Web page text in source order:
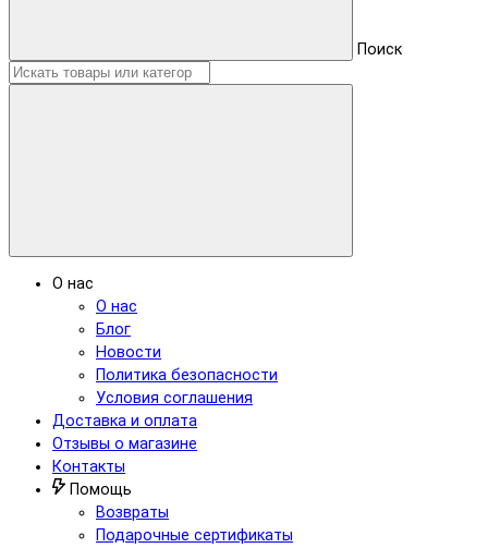
Поиск
О нас
О нас
Блог
Новости
Политика безопасности
Условия соглашения
Доставка и оплата
Отзывы о магазине
Контакты
Помощь
Возвраты
Подарочные сертификаты